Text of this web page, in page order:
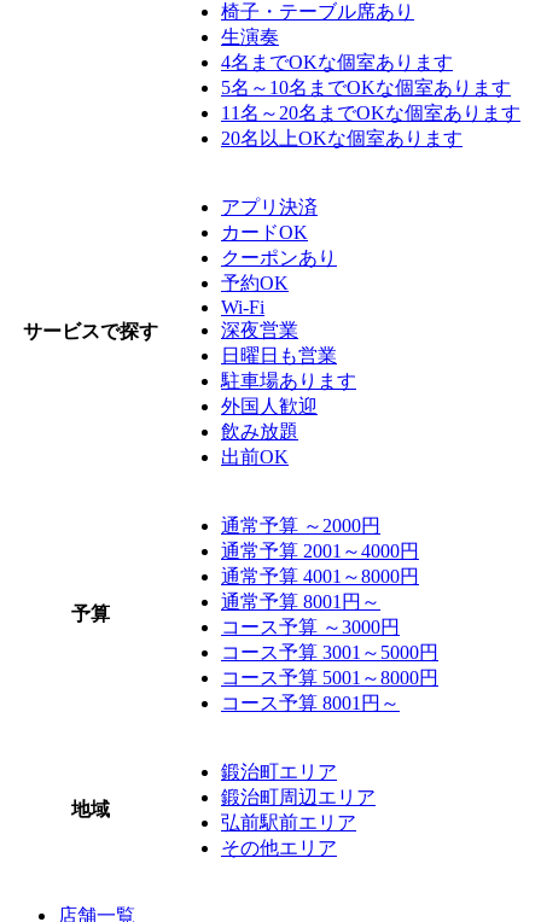
椅子・テーブル席あり
生演奏
4名までOKな個室あります
5名～10名までOKな個室あります
11名～20名までOKな個室あります
20名以上OKな個室あります
サービスで探す
アプリ決済
カードOK
クーポンあり
予約OK
Wi-Fi
深夜営業
日曜日も営業
駐車場あります
外国人歓迎
飲み放題
出前OK
予算
通常予算 ～2000円
通常予算 2001～4000円
通常予算 4001～8000円
通常予算 8001円～
コース予算 ～3000円
コース予算 3001～5000円
コース予算 5001～8000円
コース予算 8001円～
地域
鍛治町エリア
鍛治町周辺エリア
弘前駅前エリア
その他エリア
店舗一覧